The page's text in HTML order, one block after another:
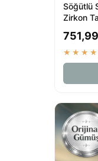
Söğütlü
Zirkon